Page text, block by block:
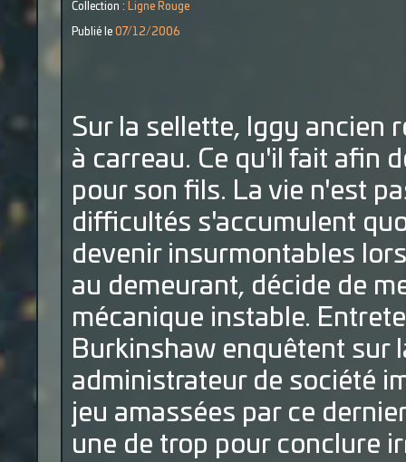
Collection : Ligne Rouge
Publié le 07/12/2006
Sur la sellette, Iggy ancien
à carreau. Ce qu'il fait afin
pour son fils. La vie n'est
difficultés s'accumulent
devenir insurmontables
au demeurant, décide de
mécanique instable.
Burkinshaw enquêtent sur
administrateur de société
jeu amassées par ce
une de trop pour conclure